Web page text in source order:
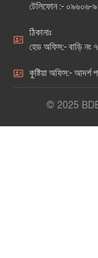
টেলিফোন :- ০৯৬০৬-
ঠিকানাঃ
হেড অফিস:- বাড়ি নং
কুষ্টিয়া অফিস:- আদর্শ
© 2025